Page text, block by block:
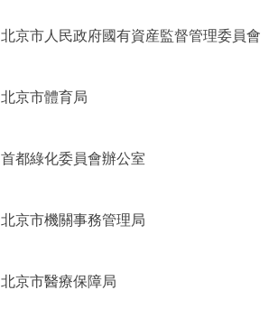
北京市人民政府國有資産監督管理委員會
北京市體育局
首都綠化委員會辦公室
北京市機關事務管理局
北京市醫療保障局